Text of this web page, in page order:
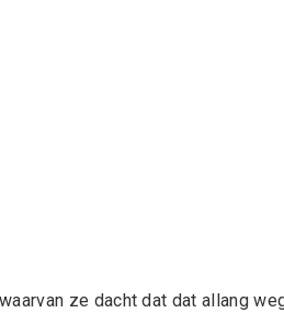
ze dacht dat dat allang